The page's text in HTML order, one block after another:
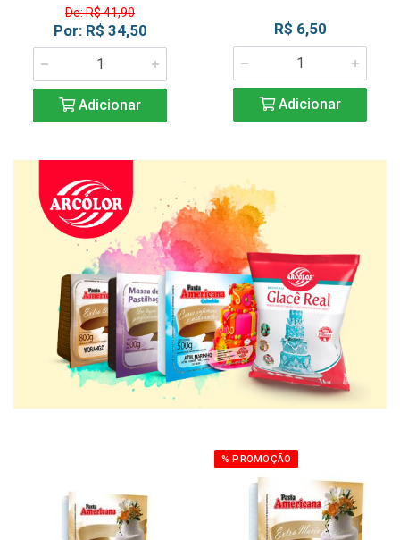
De: R$ 41,90
Por: R$ 34,50
Adicionar
R$ 6,50
Adicionar
% PROMOÇÃO